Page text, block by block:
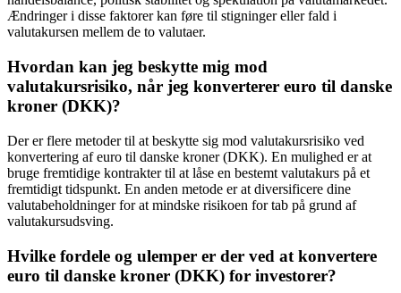
Ændringer i disse faktorer kan føre til stigninger eller fald i
valutakursen mellem de to valutaer.
Hvordan kan jeg beskytte mig mod
valutakursrisiko, når jeg konverterer euro til danske
kroner (DKK)?
Der er flere metoder til at beskytte sig mod valutakursrisiko ved
konvertering af euro til danske kroner (DKK). En mulighed er at
bruge fremtidige kontrakter til at låse en bestemt valutakurs på et
fremtidigt tidspunkt. En anden metode er at diversificere dine
valutabeholdninger for at mindske risikoen for tab på grund af
valutakursudsving.
Hvilke fordele og ulemper er der ved at konvertere
euro til danske kroner (DKK) for investorer?